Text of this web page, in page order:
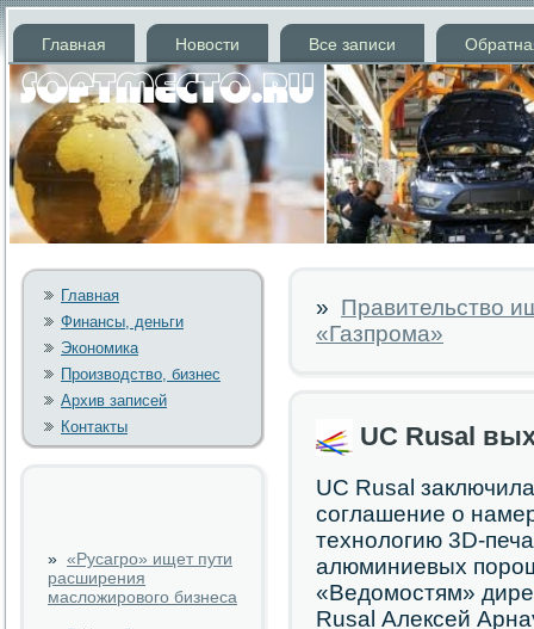
Главная Новости Все записи
Главная
Финансы, деньги
Экономика
Производство, бизнес
Архив записей
Контакты
» «Русагро» ищет пути
расширения
масложирового бизнеса
» Правительство
«Газпрома»
UC Rusal
UC Rusal
соглашение о
технологию 3D-
алюминиевых
«Ведомостям»
Rusal Алексей